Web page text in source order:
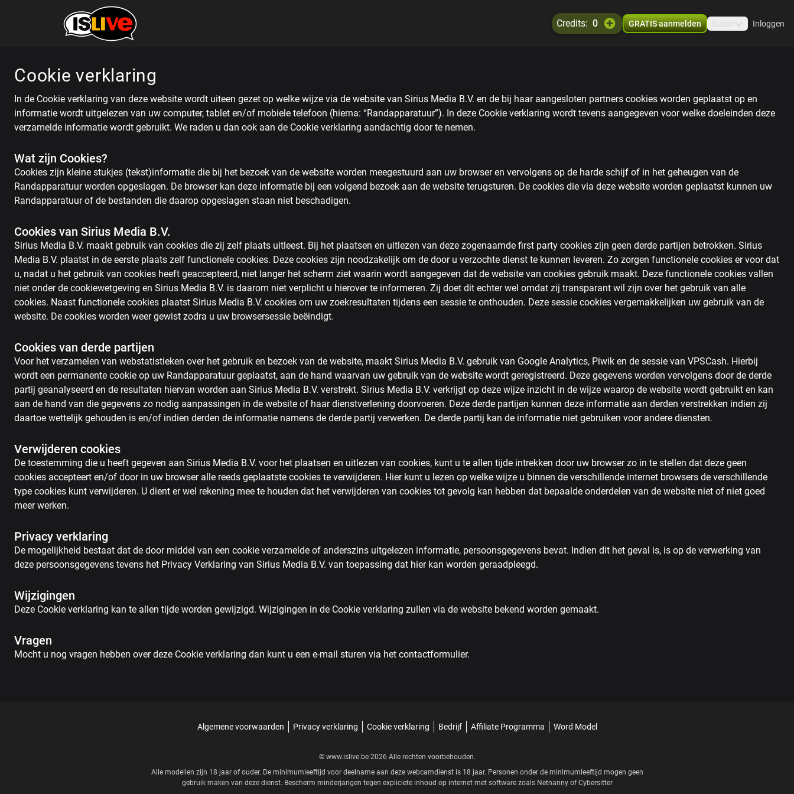
credits: 0 GRATIS aanmelden Dutch Inloggen
Cookie verklaring
In de Cookie verklaring van deze website wordt uiteen gezet op welke wijze via de website van Sirius Media B.V. en de bij haar aangesloten partners cookies worden geplaatst op en
informatie wordt uitgelezen van uw computer, tablet en/of mobiele telefoon (hierna: “Randapparatuur”). In deze Cookie verklaring wordt tevens aangegeven voor welke doeleinden deze
verzamelde informatie wordt gebruikt. We raden u dan ook aan de Cookie verklaring aandachtig door te nemen.
Wat zijn Cookies?
Cookies zijn kleine stukjes (tekst)informatie die bij het bezoek van de website worden meegestuurd aan uw browser en vervolgens op de harde schijf of in het geheugen van de
Randapparatuur worden opgeslagen. De browser kan deze informatie bij een volgend bezoek aan de website terugsturen. De cookies die via deze website worden geplaatst kunnen uw
Randapparatuur of de bestanden die daarop opgeslagen staan niet beschadigen.
Cookies van Sirius Media B.V.
Sirius Media B.V. maakt gebruik van cookies die zij zelf plaats uitleest. Bij het plaatsen en uitlezen van deze zogenaamde first party cookies zijn geen derde partijen betrokken. Sirius
Media B.V. plaatst in de eerste plaats zelf functionele cookies. Deze cookies zijn noodzakelijk om de door u verzochte dienst te kunnen leveren. Zo zorgen functionele cookies er voor dat
u, nadat u het gebruik van cookies heeft geaccepteerd, niet langer het scherm ziet waarin wordt aangegeven dat de website van cookies gebruik maakt. Deze functionele cookies vallen
niet onder de cookiewetgeving en Sirius Media B.V. is daarom niet verplicht u hierover te informeren. Zij doet dit echter wel omdat zij transparant wil zijn over het gebruik van alle
cookies. Naast functionele cookies plaatst Sirius Media B.V. cookies om uw zoekresultaten tijdens een sessie te onthouden. Deze sessie cookies vergemakkelijken uw gebruik van de
website. De cookies worden weer gewist zodra u uw browsersessie beëindigt.
Cookies van derde partijen
Voor het verzamelen van webstatistieken over het gebruik en bezoek van de website, maakt Sirius Media B.V. gebruik van Google Analytics, Piwik en de sessie van VPSCash. Hierbij
wordt een permanente cookie op uw Randapparatuur geplaatst, aan de hand waarvan uw gebruik van de website wordt geregistreerd. Deze gegevens worden vervolgens door de derde
partij geanalyseerd en de resultaten hiervan worden aan Sirius Media B.V. verstrekt. Sirius Media B.V. verkrijgt op deze wijze inzicht in de wijze waarop de website wordt gebruikt en kan
aan de hand van die gegevens zo nodig aanpassingen in de website of haar dienstverlening doorvoeren. Deze derde partijen kunnen deze informatie aan derden verstrekken indien zij
daartoe wettelijk gehouden is en/of indien derden de informatie namens de derde partij verwerken. De derde partij kan de informatie niet gebruiken voor andere diensten.
Verwijderen cookies
De toestemming die u heeft gegeven aan Sirius Media B.V. voor het plaatsen en uitlezen van cookies, kunt u te allen tijde intrekken door uw browser zo in te stellen dat deze geen
cookies accepteert en/of door in uw browser alle reeds geplaatste cookies te verwijderen. Hier kunt u lezen op welke wijze u binnen de verschillende internet browsers de verschillende
type cookies kunt verwijderen. U dient er wel rekening mee te houden dat het verwijderen van cookies tot gevolg kan hebben dat bepaalde onderdelen van de website niet of niet goed
meer werken.
Privacy verklaring
De mogelijkheid bestaat dat de door middel van een cookie verzamelde of anderszins uitgelezen informatie, persoonsgegevens bevat. Indien dit het geval is, is op de verwerking van
deze persoonsgegevens tevens het Privacy Verklaring van Sirius Media B.V. van toepassing dat hier kan worden geraadpleegd.
Wijzigingen
Deze Cookie verklaring kan te allen tijde worden gewijzigd. Wijzigingen in de Cookie verklaring zullen via de website bekend worden gemaakt.
Vragen
Mocht u nog vragen hebben over deze Cookie verklaring dan kunt u een e-mail sturen via het contactformulier.
Algemene voorwaarden Privacy verklaring Cookie verklaring Bedrijf Affiliate Programma Word Model
© www.islive.be 2026 Alle rechten voorbehouden.
Alle modellen zijn 18 jaar of ouder. De minimumleeftijd voor deelname aan deze webcamdienst is 18 jaar. Personen onder de minimumleeftijd mogen geen
gebruik maken van deze dienst. Bescherm minderjarigen tegen expliciete inhoud op internet met software zoals Netnanny ofCybersitter